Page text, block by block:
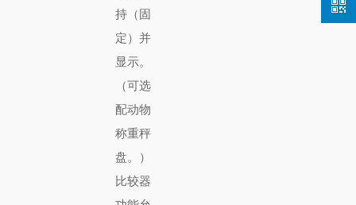
持（固
定）并
显示。
（可选
配动物
称重秤
盘。）
比较器